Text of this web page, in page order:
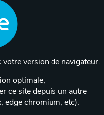
version de navigateur.
optimale,
ce site depuis un autre
edge chromium, etc).